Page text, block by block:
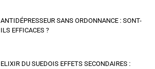
ANTIDÉPRESSEUR SANS ORDONNANCE : SONT-
ILS EFFICACES ?
ELIXIR DU SUEDOIS EFFETS SECONDAIRES :